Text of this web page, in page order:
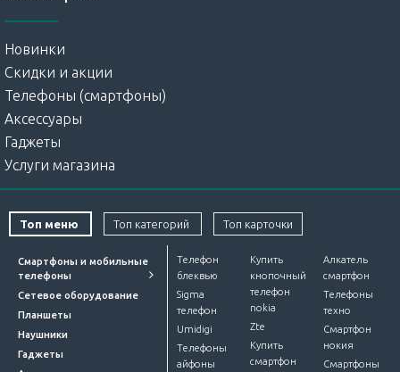
Новинки
Скидки и акции
Телефоны (смартфоны)
Аксессуары
Гаджеты
Услуги магазина
Топ меню Топ категорий Топ карточки
Смартфоны и мобильные
телефоны
Сетевое оборудование
Планшеты
Наушники
Гаджеты
Телефон
блеквью
Sigma
телефон
Umidigi
Телефоны
айфоны
Купить
кнопочный
телефон
nokia
Zte
Купить
смартфон
Алкатель
смартфон
Телефоны
техно
Смартфон
нокия
Смартфоны